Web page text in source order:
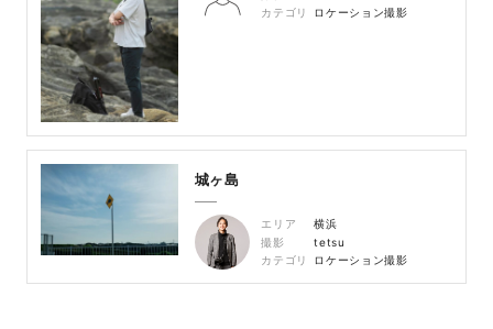
カテゴリ
ロケーション撮影
城ヶ島
エリア
横浜
撮影
tetsu
カテゴリ
ロケーション撮影